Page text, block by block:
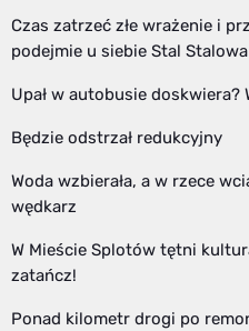
Czas zatrzeć złe wrażenie i
podejmie u siebie Stal
Upał w autobusie doskwiera?
Będzie odstrzał redukcyjny
Woda wzbierała, a w rzece
wędkarz
W Mieście Splotów tętni
zatańcz!
Ponad kilometr drogi po